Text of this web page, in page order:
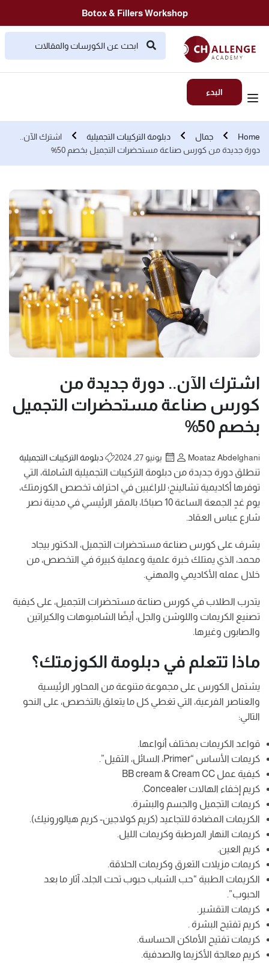
Botox & Fillers Workshop
البدء
Home جمال دبلومة التركيبات التجميلية
اشترك الآن..
دورة جديدة من كورس صناعة مستحضرات التجميل بخصم 50%
اشترك الآن.. دورة جديدة من
كورس صناعة مستحضرات التجميل
بخصم 50%
Moataz Abdelghani يونيو 27, 2024 دبلومة التركيبات التجميلية
تنطلق دورة جديدة من دبلومة التركيبات التجميلية الشاملة، التي
توفرها أكاديمية تشالينج؛ للراغبين في احتراف تخصص الكوزمتك،
يوم غدٍ الجمعة الساعة 10 صباحًا، بالمقر الرئيسي في مدينة نصر
شارع عباس العقاد.
يشرف على كورس صناعة مستحضرات التجميل، الدكتور بيجاد
محمد، الذي يمتلك خبرة علمية وعملية كبيرة في التخصص، من
خلال عمله الأكاديمي والمهني.
يتدرب الطلاب في كورس صناعة مستحضرات التجميل، على كيفية
تصنيع الكريمات واللوشن والجل، أيضًا الشامبوهات والكيراتين
والصابون وغيرها.
ماذا تتعلم في دبلومة الكوزمتك؟
يشتمل الكورس على مجموعة متنوعة من المحاور الرئيسية
والعناصر الفرعية، التي تغطي كل ما يتعلق بالتخصص، على النحو
التالي:
قواعد الكريمات بمختلف أنواعها.
كريمات الأساس “Primer، السائل، الثقيل”.
كيفية عمل BB cream & Cream CC
كريم إخفاء الهالات Concealer.
كريمات التجميل والجسم والبشرة.
الكريمات المضادة للتجاعيد (كريم كولاجين- كريم هيالورونيك).
كريمات النهار المرطبة وكريمات الليل.
كريم العين.
كريمات مزيلات التعرق وكريمات الحلاقة.
الكريمات الطبية “حب الشباب حبوب تحت الجلد، آثار ما بعد
الحبوب”.
كريمات التقشير.
كريم تفتيح البشرة .
كريمات تفتيح الأماكن الحساسة.
كريم معالجة الأكزيما والصدفية.